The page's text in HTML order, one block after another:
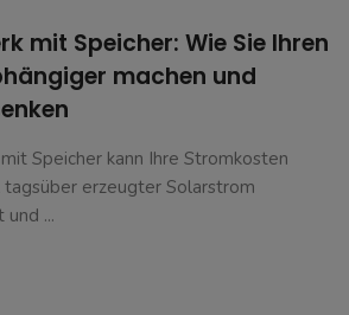
mit Speicher: Wie Sie Ihren
machen und
Speicher kann Ihre Stromkosten
erzeugter Solarstrom
...